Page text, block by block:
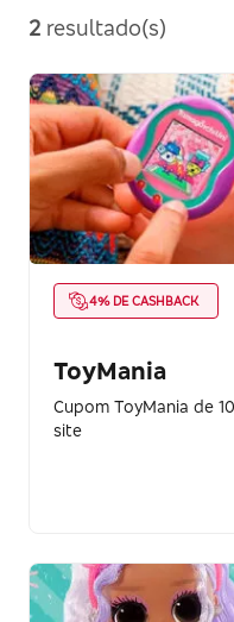
2 resultado(s)
4% DE CASHBACK
ToyMania
Cupom ToyMania de
site